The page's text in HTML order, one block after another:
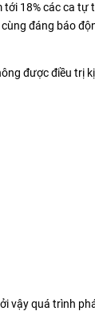
18% các ca
đáng báo
được điều trị
vậy quá trình